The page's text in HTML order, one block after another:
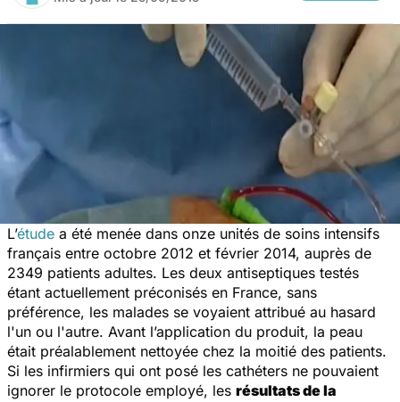
L’étude a été menée dans onze unités de soins intensifs
français entre octobre 2012 et février 2014, auprès de
2349 patients adultes. Les deux antiseptiques testés
étant actuellement préconisés en France, sans
préférence, les malades se voyaient attribué au hasard
l'un ou l'autre. Avant l’application du produit, la peau
était préalablement nettoyée chez la moitié des patients.
Si les infirmiers qui ont posé les cathéters ne pouvaient
ignorer le protocole employé, les résultats de la